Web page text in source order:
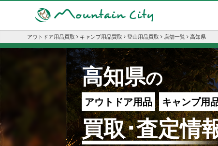
アウトドア用品買取 キャンプ用品買取 登山用品買取 店舗一覧 高知県
高知県の
アウトドア用品 キャンプ用
買取･査定情